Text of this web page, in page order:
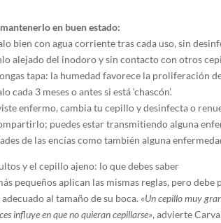
en buen estado:
bien con agua corriente tras cada uso, sin
alejado del inodoro y sin contacto con otros
tapa: la humedad favorece la proliferación
cada 3 meses o antes si está ‘chascón’.
enfermo, cambia tu cepillo y desinfecta o
puedes estar transmitiendo alguna
de las encías como también alguna
y el cepillo ajeno: lo que debes saber
pequeños aplican las mismas reglas, pero
adecuado al tamaño de su boca. «Un cepillo muy
influye en que no quieran cepillarse», advierte